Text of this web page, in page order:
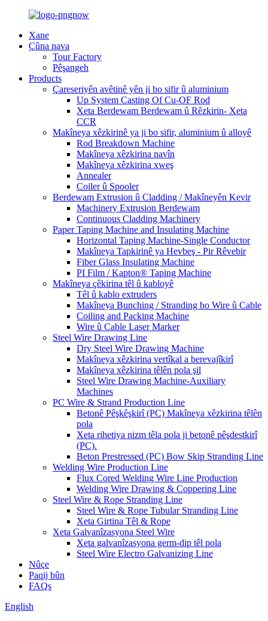
Xane
Çûna nava
Tour Factory
Pêşangeh
Products
Çareseriyên avêtinê yên ji bo sifir û aluminium
Up System Casting Of Cu-OF Rod
Xeta Berdewam Berdewam û Rêzkirin- Xeta
CCR
Makîneya xêzkirinê ya ji bo sifir, aluminium û alloyê
Rod Breakdown Machine
Makîneya xêzkirina navîn
Makîneya xêzkirina xweş
Annealer
Coiler û Spooler
Berdewam Extrusion û Cladding / Makîneyên Kevir
Machinery Extrusion Berdewam
Continuous Cladding Machinery
Paper Taping Machine and Insulating Machine
Horizontal Taping Machine-Single Conductor
Makîneya Tapkirinê ya Hevbeş - Pir Rêvebir
Fiber Glass Insulating Machine
PI Film / Kapton® Taping Machine
Makîneya çêkirina têl û kabloyê
Têl û kablo extruders
Makîneya Bunching / Stranding bo Wire û Cable
Coiling and Packing Machine
Wire û Cable Laser Marker
Steel Wire Drawing Line
Dry Steel Wire Drawing Machine
Makîneya xêzkirina vertîkal a berevajîkirî
Makîneya xêzkirina têlên pola şil
Steel Wire Drawing Machine-Auxiliary
Machines
PC Wire & Strand Production Line
Betonê Pêşkêşkirî (PC) Makîneya xêzkirina têlên
pola
Xeta rihetiya nizm têla pola ji betonê pêşdestkirî
(PC).
Beton Prestressed (PC) Bow Skip Stranding Line
Welding Wire Production Line
Flux Cored Welding Wire Line Production
Welding Wire Drawing & Coppering Line
Steel Wire & Rope Stranding Line
Steel Wire & Rope Tubular Stranding Line
Xeta Girtina Têl & Rope
Xeta Galvanîzasyona Steel Wire
Xeta galvanîzasyona germ-dip têl pola
Steel Wire Electro Galvanizing Line
Nûçe
Paqij bûn
FAQs
English